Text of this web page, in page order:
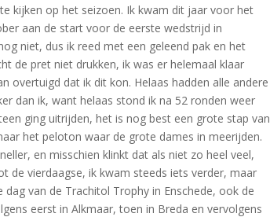
kijken op het seizoen. Ik kwam dit jaar voor het
aan de start voor de eerste wedstrijd in
niet, dus ik reed met een geleend pak en het
de pret niet drukken, ik was er helemaal klaar
overtuigd dat ik dit kon. Helaas hadden alle andere
dan ik, want helaas stond ik na 52 ronden weer
ging uitrijden, het is nog best een grote stap van
het peloton waar de grote dames in meerijden.
en misschien klinkt dat als niet zo heel veel,
de vierdaagse, ik kwam steeds iets verder, maar
van de Trachitol Trophy in Enschede, ook de
eerst in Alkmaar, toen in Breda en vervolgens